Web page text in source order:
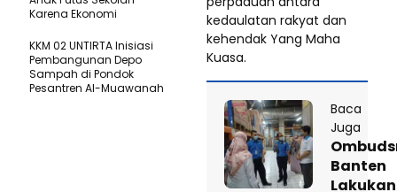
kedaulatan rakyat dan
kehendak Yang Maha
Kuasa.
Baca
Juga
Banten
Lakukan
Karena Ekonomi
KKM 02 UNTIRTA Inisiasi
Pembangunan Depo
Sampah di Pondok
Pesantren Al-Muawanah